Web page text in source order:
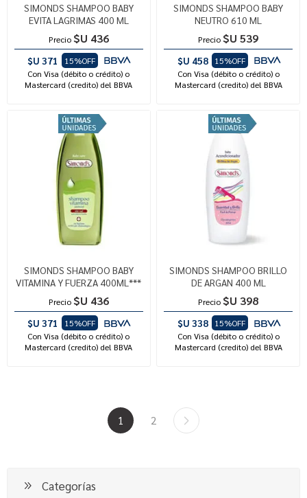
SIMONDS SHAMPOO BABY
EVITA LAGRIMAS 400 ML
Precio $U 436
$U 371
15%OFF
Con Visa (débito o crédito) o
Mastercard (credito) del BBVA
SIMONDS SHAMPOO BABY
NEUTRO 610 ML
Precio $U 539
$U 458
15%OFF
Con Visa (débito o crédito) o
Mastercard (credito) del BBVA
SIMONDS SHAMPOO BABY
VITAMINA Y FUERZA 400ML***
Precio $U 436
$U 371
15%OFF
Con Visa (débito o crédito) o
Mastercard (credito) del BBVA
SIMONDS SHAMPOO BRILLO
DE ARGAN 400 ML
Precio $U 398
$U 338
15%OFF
Con Visa (débito o crédito) o
Mastercard (credito) del BBVA
1 2
Categorías